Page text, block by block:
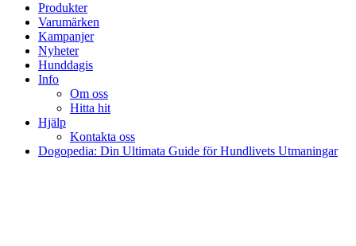
Produkter
Varumärken
Kampanjer
Nyheter
Hunddagis
Info
Om oss
Hitta hit
Hjälp
Kontakta oss
Dogopedia: Din Ultimata Guide för Hundlivets Utmaningar